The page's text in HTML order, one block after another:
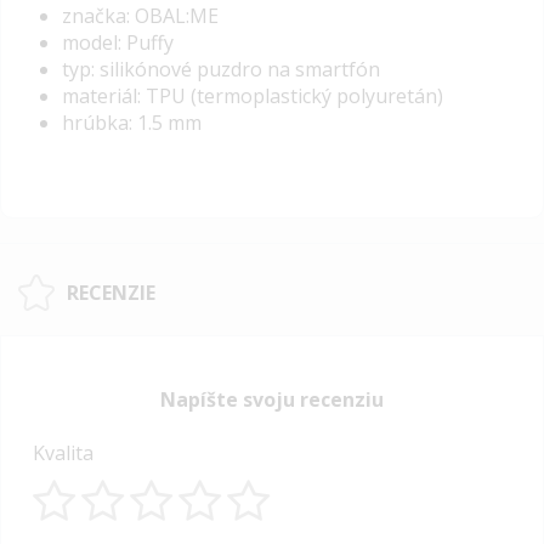
značka: OBAL:ME
model: Puffy
typ: silikónové puzdro na smartfón
materiál: TPU (termoplastický polyuretán)
hrúbka: 1.5 mm
RECENZIE
Napíšte svoju recenziu
Kvalita